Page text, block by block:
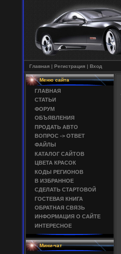
Главная | Регистрация | Вход
Меню сайта
ГЛАВНАЯ
СТАТЬИ
ФОРУМ
ОБЪЯВЛЕНИЯ
ПРОДАТЬ АВТО
ВОПРОС -> ОТВЕТ
ФАЙЛЫ
КАТАЛОГ САЙТОВ
ЦВЕТА КРАСОК
КОДЫ РЕГИОНОВ
В ИЗБРАННОЕ
СДЕЛАТЬ СТАРТОВОЙ
ГОСТЕВАЯ КНИГА
ОБРАТНАЯ СВЯЗЬ
ИНФОРМАЦИЯ О САЙТЕ
ИНТЕРЕСНОЕ
Мини-чат